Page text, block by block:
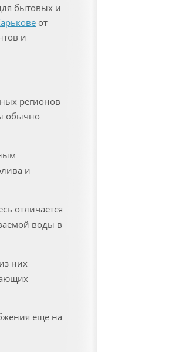
бытовых и
от
и
регионов
обычно
и
отличается
воды в
них
еще на